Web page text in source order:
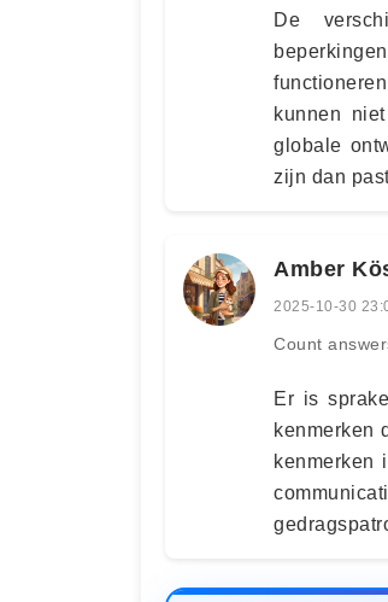
De
kunnen
globale
zijn dan
Amber
2025-10-30
Count
Er is
kenmerken
kenmerken